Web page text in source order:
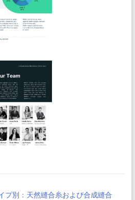
プ別：天然縫合糸および合成縫合